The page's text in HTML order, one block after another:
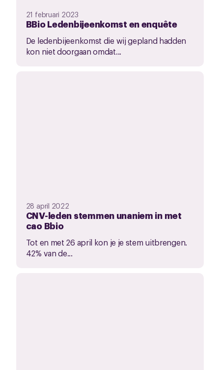
21 februari 2023
BBio Ledenbijeenkomst en enquête
De ledenbijeenkomst die wij gepland hadden
kon niet doorgaan omdat...
28 april 2022
CNV-leden stemmen unaniem in met
cao Bbio
Tot en met 26 april kon je je stem uitbrengen.
42% van de...